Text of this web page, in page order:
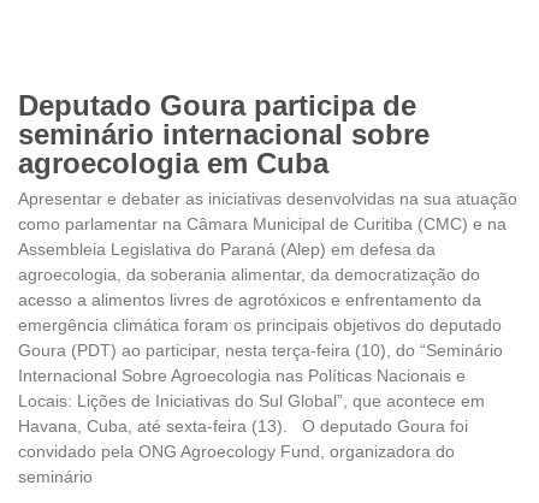
Deputado Goura participa de
seminário internacional sobre
agroecologia em Cuba
Apresentar e debater as iniciativas desenvolvidas na sua atuação
como parlamentar na Câmara Municipal de Curitiba (CMC) e na
Assembleia Legislativa do Paraná (Alep) em defesa da
agroecologia, da soberania alimentar, da democratização do
acesso a alimentos livres de agrotóxicos e enfrentamento da
emergência climática foram os principais objetivos do deputado
Goura (PDT) ao participar, nesta terça-feira (10), do “Seminário
Internacional Sobre Agroecologia nas Políticas Nacionais e
Locais: Lições de Iniciativas do Sul Global”, que acontece em
Havana, Cuba, até sexta-feira (13). O deputado Goura foi
convidado pela ONG Agroecology Fund, organizadora do
seminário